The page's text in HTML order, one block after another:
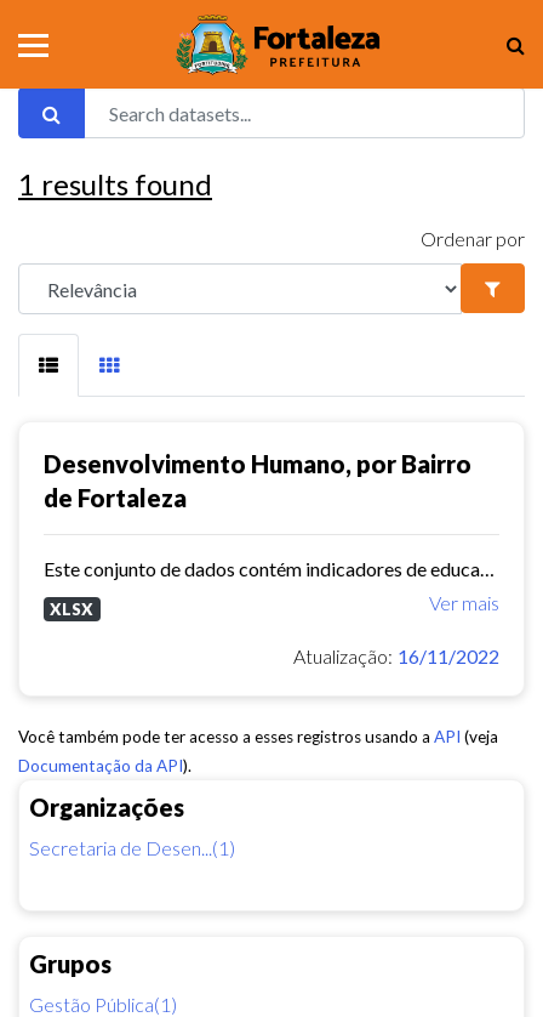
Organizações
Secretaria de Desen...(1)
Grupos
Gestão Pública(1)
1 results found
Ordenar por
Desenvolvimento Humano, por Bairro
de Fortaleza
Ver mais
XLSX
Atualização: 16/11/2022
Você também pode ter acesso a esses registros usando a API (veja
Documentação da API).